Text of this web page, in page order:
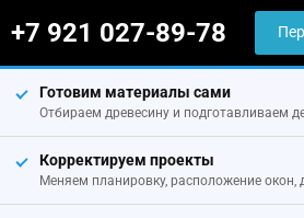
+7 921 027-89-78
Готовим материалы сами
Отбираем древесину и подготавливаем
Корректируем проекты
Меняем планировку, расположение окон,